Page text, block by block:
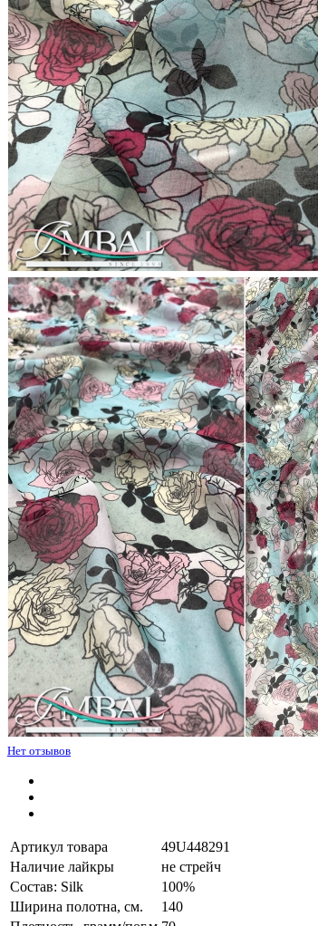
Нет отзывов
Артикул товара
49U448291
Наличие лайкры
не стрейч
Состав: Silk
100%
Ширина полотна, см.
140